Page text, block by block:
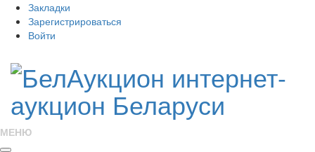
Закладки
Зарегистрироваться
Войти
МЕНЮ